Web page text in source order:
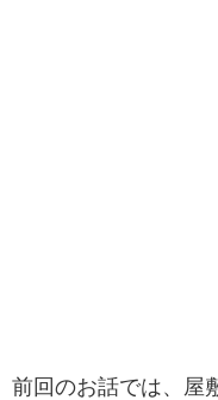
前回のお話では、屋